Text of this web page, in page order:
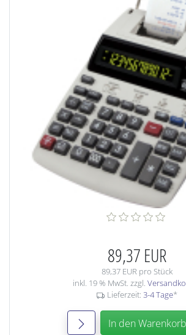
89,37 EUR
89,37 EUR pro Stück
inkl. 19 % MwSt. zzgl.
Lieferzeit: 3-4 Tage*
In den Warenkorb